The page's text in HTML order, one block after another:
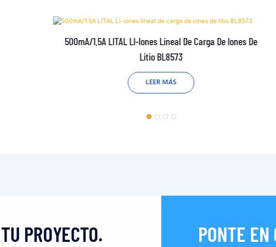
500mA/1.5A LITAL LI-Iones Lineal De Carga De Iones De
Litio BL8573
LEER MÁS
PROYECTO. PONTE EN